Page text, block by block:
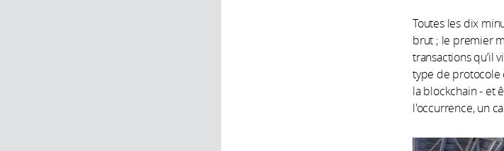
Toutes les dix
brut ; le premier
transactions qu’il
type de protocole
la blockchain - et
l'occurrence, un